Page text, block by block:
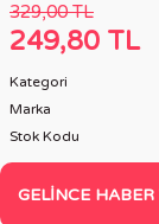
329,00 TL
249,80 TL
Kategori
Marka
Stok Kodu
GELINCE HABER